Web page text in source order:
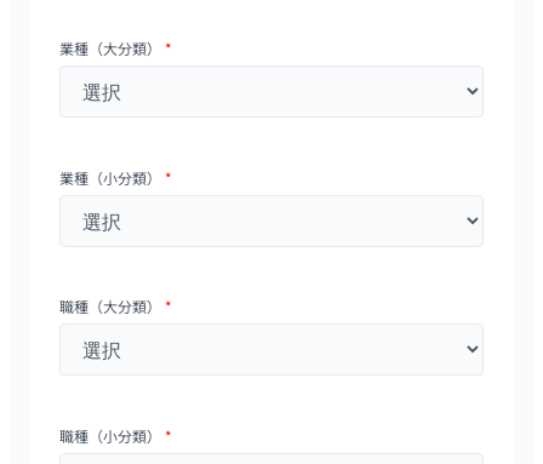
業種（大分類） *
業種（小分類） *
職種（大分類） *
職種（小分類） *